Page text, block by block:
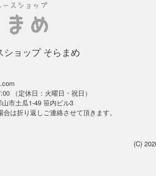
ショップ そらまめ
（定休日：火曜日・祝日）
市土瓜1-49 笹内ビル3
は折り返しご連絡させて頂きます。
(C)